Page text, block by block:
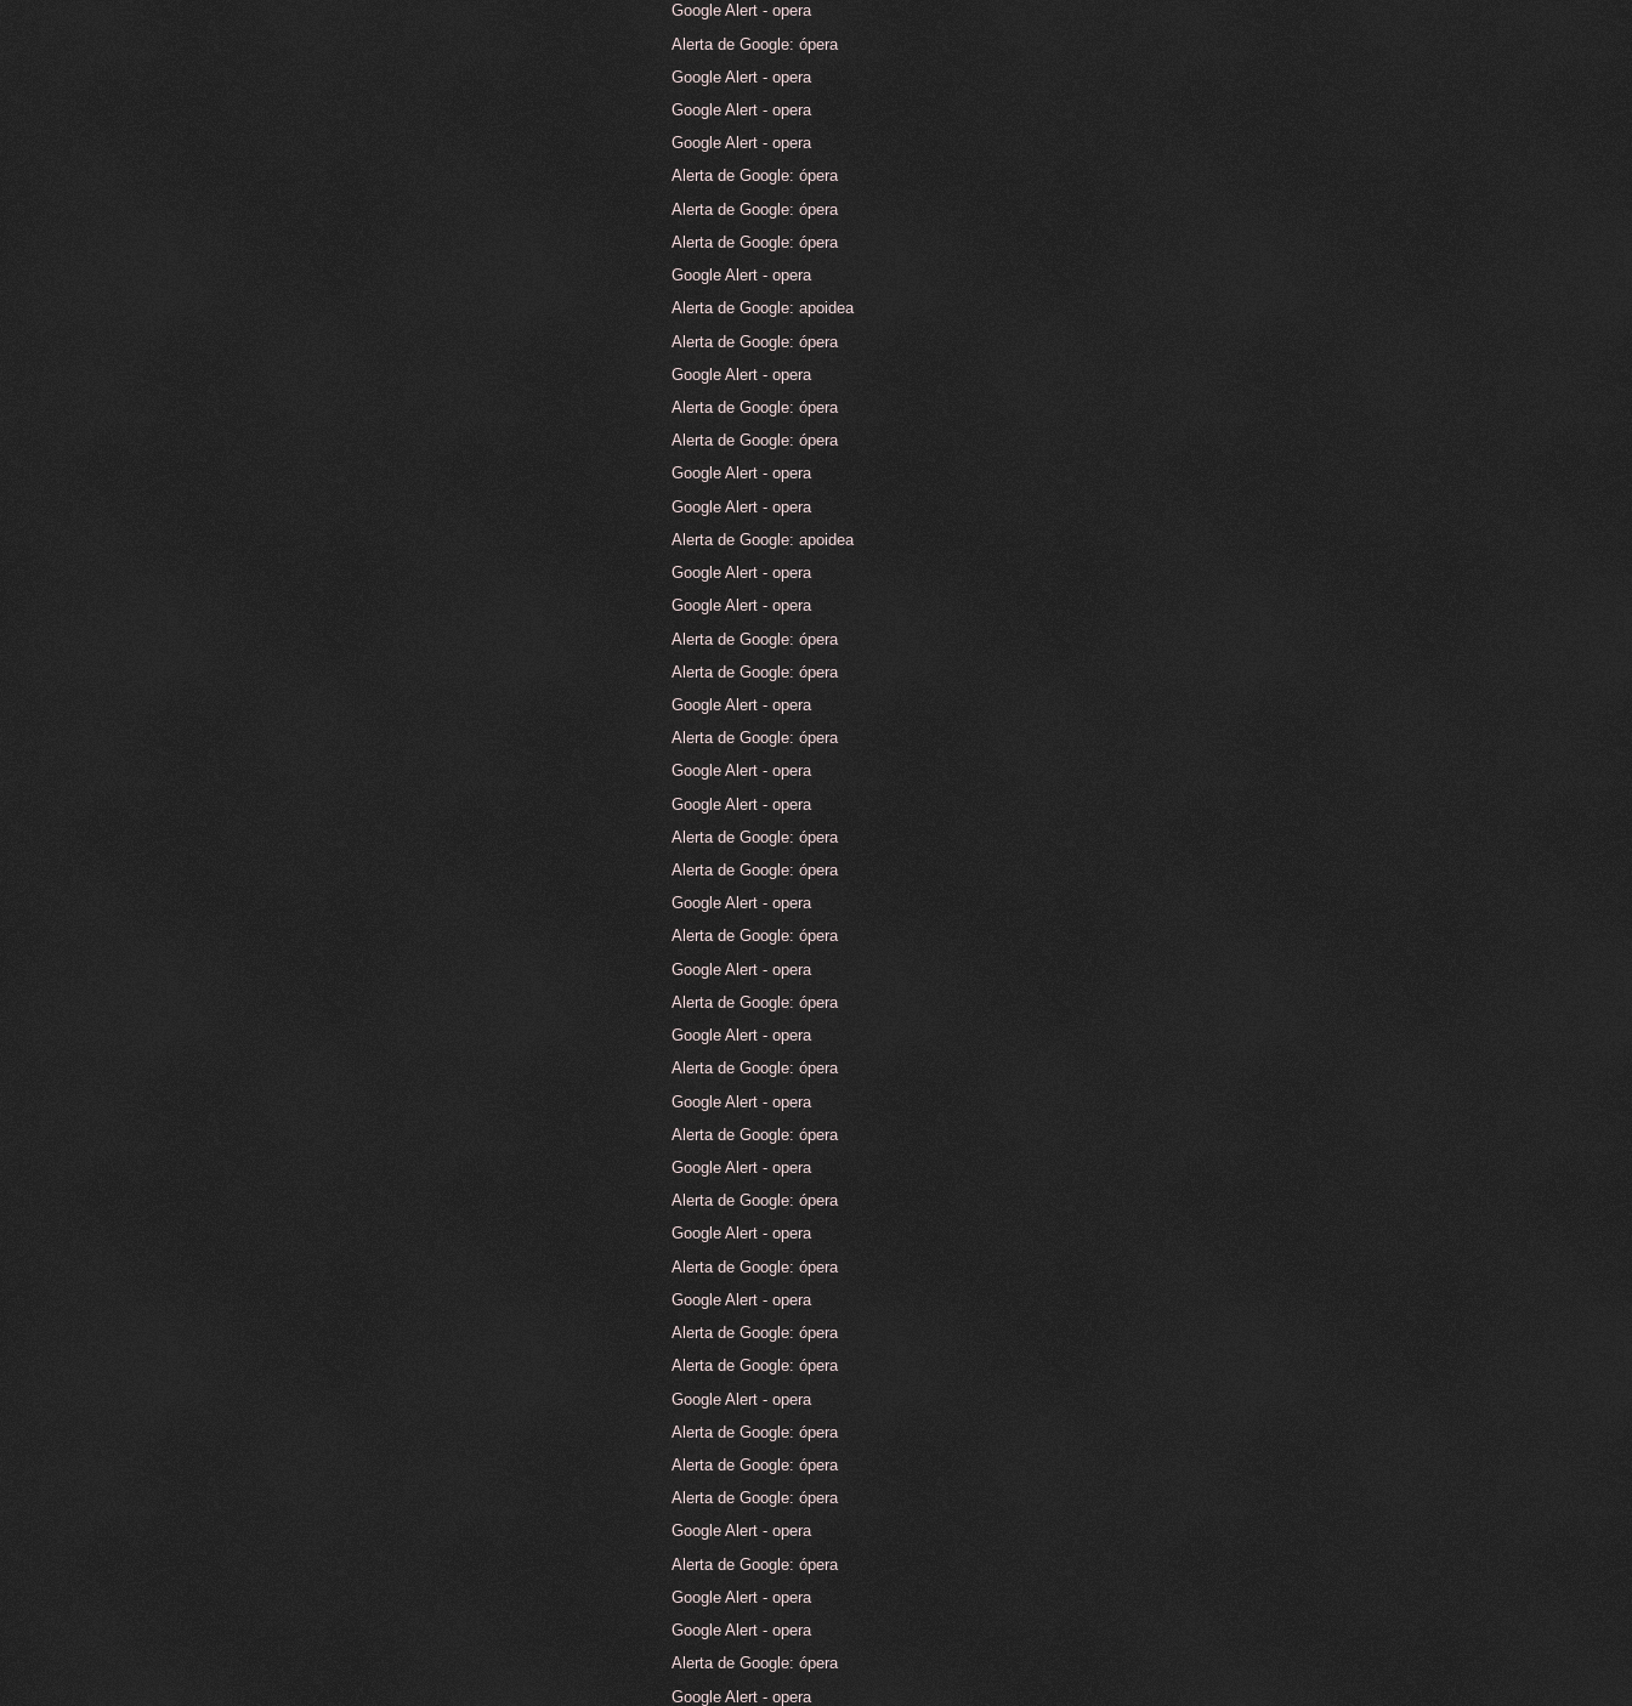
Google Alert - opera
Alerta de Google: ópera
Google Alert - opera
Google Alert - opera
Google Alert - opera
Alerta de Google: ópera
Alerta de Google: ópera
Alerta de Google: ópera
Google Alert - opera
Alerta de Google: apoidea
Alerta de Google: ópera
Google Alert - opera
Alerta de Google: ópera
Alerta de Google: ópera
Google Alert - opera
Google Alert - opera
Alerta de Google: apoidea
Google Alert - opera
Google Alert - opera
Alerta de Google: ópera
Alerta de Google: ópera
Google Alert - opera
Alerta de Google: ópera
Google Alert - opera
Google Alert - opera
Alerta de Google: ópera
Alerta de Google: ópera
Google Alert - opera
Alerta de Google: ópera
Google Alert - opera
Alerta de Google: ópera
Google Alert - opera
Alerta de Google: ópera
Google Alert - opera
Alerta de Google: ópera
Google Alert - opera
Alerta de Google: ópera
Google Alert - opera
Alerta de Google: ópera
Google Alert - opera
Alerta de Google: ópera
Alerta de Google: ópera
Google Alert - opera
Alerta de Google: ópera
Alerta de Google: ópera
Alerta de Google: ópera
Google Alert - opera
Alerta de Google: ópera
Google Alert - opera
Google Alert - opera
Alerta de Google: ópera
Google Alert - opera